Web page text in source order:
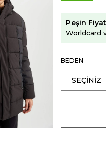
Peşin
Worldcard
BEDEN